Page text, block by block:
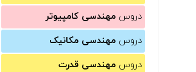
دروس مهندسی کامپیوتر
دروس مهندسی مکانیک
دروس مهندسی قدرت